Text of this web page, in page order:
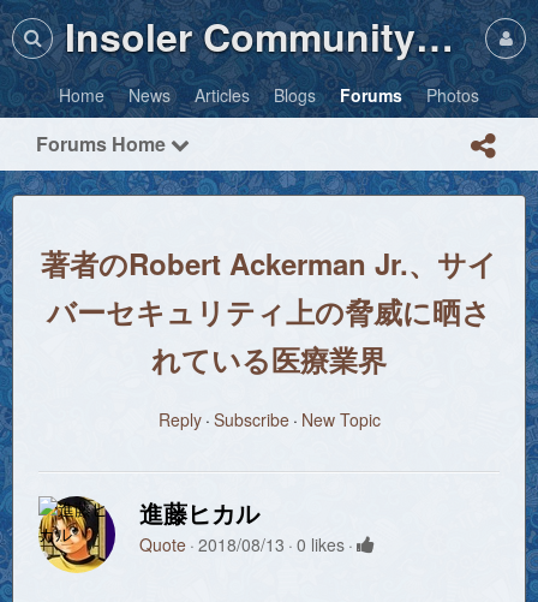
Insoler Community・Photos
Home News Articles Blogs Forums Photos
Forums Home
著者のRobert Ackerman Jr.、サイ
バーセキュリティ上の脅威に晒さ
れている医療業界
Reply Subscribe New Topic
進藤ヒカル
Quote 2018/08/13 0 likes